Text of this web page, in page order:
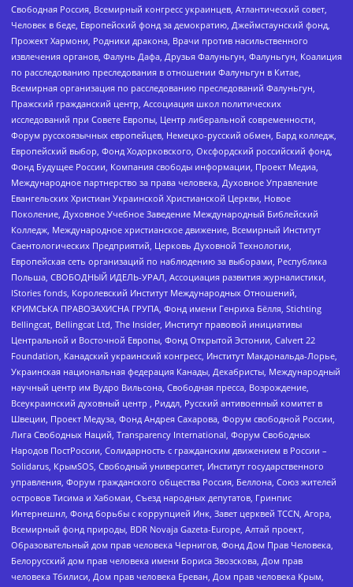
Свободная Россия, Всемирный конгресс украинцев, Атлантический совет,
Человек в беде, Европейский фонд за демократию, Джеймстаунский фонд,
Прожект Хармони, Родники дракона, Врачи против насильственного
извлечения органов, Фалунь Дафа, Друзья Фалуньгун, Фалуньгун, Коалиция
по расследованию преследования в отношении Фалуньгун в Китае,
Всемирная организация по расследованию преследований Фалуньгун,
Пражский гражданский центр, Ассоциация школ политических
исследований при Совете Европы, Центр либеральной современности,
Форум русскоязычных европейцев, Немецко-русский обмен, Бард колледж,
Европейский выбор, Фонд Ходорковского, Оксфордский российский фонд,
Фонд Будущее России, Компания свободы информации, Проект Медиа,
Международное партнерство за права человека, Духовное Управление
Евангельских Христиан Украинской Христианской Церкви, Новое
Поколение, Духовное Учебное Заведение Международный Библейский
Колледж, Международное христианское движение, Всемирный Институт
Саентологических Предприятий, Церковь Духовной Технологии,
Европейская сеть организаций по наблюдению за выборами, Республика
Польша, СВОБОДНЫЙ ИДЕЛЬ-УРАЛ, Ассоциация развития журналистики,
IStories fonds, Королевский Институт Международных Отношений,
КРИМСЬКА ПРАВОЗАХИСНА ГРУПА, Фонд имени Генриха Бёлля, Stichting
Bellingcat, Bellingcat Ltd, The Insider, Институт правовой инициативы
Центральной и Восточной Европы, Фонд Открытой Эстонии, Calvert 22
Foundation, Канадский украинский конгресс, Институт Макдональда-Лорье,
Украинская национальная федерация Канады, Декабристы, Международный
научный центр им Вудро Вильсона, Свободная пресса, Возрождение,
Всеукраинский духовный центр , Риддл, Русский антивоенный комитет в
Швеции, Проект Медуза, Фонд Андрея Сахарова, Форум свободной России,
Лига Свободных Наций, Transparеncy International, Форум Свободных
Народов ПостРоссии, Солидарность с гражданским движением в России –
Solidarus, КрымSOS, Свободный университет, Институт государственного
управления, Форум гражданского общества Россия, Беллона, Союз жителей
островов Тисима и Хабомаи, Съезд народных депутатов, Гринпис
Интернешнл, Фонд борьбы с коррупцией Инк, Завет церквей TCCN, Агора,
Всемирный фонд природы, BDR Novaja Gazeta-Europe, Алтай проект,
Образовательный дом прав человека Чернигов, Фонд Дом Прав Человека,
Белорусский дом прав человека имени Бориса Звозскова, Дом прав
человека Тбилиси, Дом прав человека Ереван, Дом прав человека Крым,